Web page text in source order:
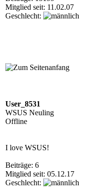
Mitglied seit: 11.02.07
Geschlecht:
User_8531
WSUS Neuling
Offline
I love WSUS!
Beiträge: 6
Mitglied seit: 05.12.17
Geschlecht: